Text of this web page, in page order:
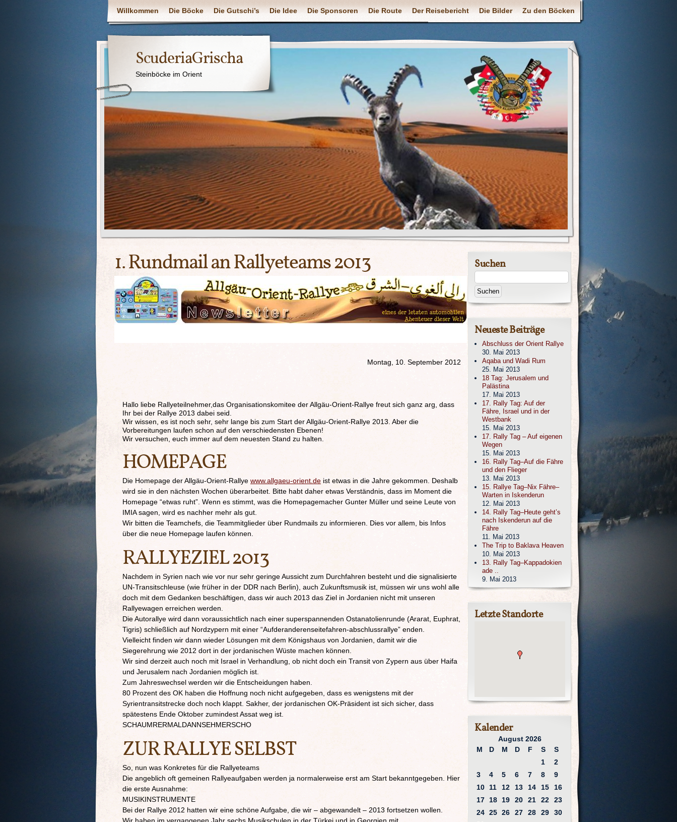
Willkommen Die Böcke Die Gutschi’s Die Idee Die Sponsoren Die Route Der Reisebericht Die Bilder Zu den Böcken
ScuderiaGrischa
Steinböcke im Orient
1. Rundmail an Rallyeteams 2013
Montag, 10. September 2012
Hallo liebe Rallyeteilnehmer,das Organisationskomitee der Allgäu-Orient-Rallye freut sich ganz arg, dass
Ihr bei der Rallye 2013 dabei seid.
Wir wissen, es ist noch sehr, sehr lange bis zum Start der Allgäu-Orient-Rallye 2013. Aber die
Vorbereitungen laufen schon auf den verschiedensten Ebenen!
Wir versuchen, euch immer auf dem neuesten Stand zu halten.
HOMEPAGE
Die Homepage der Allgäu-Orient-Rallye www.allgaeu-orient.de ist etwas in die Jahre gekommen. Deshalb
wird sie in den nächsten Wochen überarbeitet. Bitte habt daher etwas Verständnis, dass im Moment die
Homepage “etwas ruht”. Wenn es stimmt, was die Homepagemacher Gunter Müller und seine Leute von
IMIA sagen, wird es nachher mehr als gut.
Wir bitten die Teamchefs, die Teammitglieder über Rundmails zu informieren. Dies vor allem, bis Infos
über die neue Homepage laufen können.
RALLYEZIEL 2013
Nachdem in Syrien nach wie vor nur sehr geringe Aussicht zum Durchfahren besteht und die signalisierte
UN-Transitschleuse (wie früher in der DDR nach Berlin), auch Zukunftsmusik ist, müssen wir uns wohl alle
doch mit dem Gedanken beschäftigen, dass wir auch 2013 das Ziel in Jordanien nicht mit unseren
Rallyewagen erreichen werden.
Die Autorallye wird dann voraussichtlich nach einer superspannenden Ostanatolienrunde (Ararat, Euphrat,
Tigris) schließlich auf Nordzypern mit einer “Aufderanderenseitefahren-abschlussrallye” enden.
Vielleicht finden wir dann wieder Lösungen mit dem Königshaus von Jordanien, damit wir die
Siegerehrung wie 2012 dort in der jordanischen Wüste machen können.
Wir sind derzeit auch noch mit Israel in Verhandlung, ob nicht doch ein Transit von Zypern aus über Haifa
und Jerusalem nach Jordanien möglich ist.
Zum Jahreswechsel werden wir die Entscheidungen haben.
80 Prozent des OK haben die Hoffnung noch nicht aufgegeben, dass es wenigstens mit der
Syrientransitstrecke doch noch klappt. Sakher, der jordanischen OK-Präsident ist sich sicher, dass
spätestens Ende Oktober zumindest Assat weg ist.
SCHAUMRERMALDANNSEHMERSCHO
ZUR RALLYE SELBST
So, nun was Konkretes für die Rallyeteams
Die angeblich oft gemeinen Rallyeaufgaben werden ja normalerweise erst am Start bekanntgegeben. Hier
die erste Ausnahme:
MUSIKINSTRUMENTE
Bei der Rallye 2012 hatten wir eine schöne Aufgabe, die wir – abgewandelt – 2013 fortsetzen wollen.
Suchen
Neueste Beiträge
Abschluss der Orient Rallye
30. Mai 2013
Aqaba und Wadi Rum
25. Mai 2013
18 Tag: Jerusalem und
Palästina
17. Mai 2013
17. Rally Tag: Auf der
Fähre, Israel und in der
Westbank
15. Mai 2013
17. Rally Tag – Auf eigenen
Wegen
15. Mai 2013
16. Rally Tag–Auf die Fähre
und den Flieger
13. Mai 2013
15. Rallye Tag–Nix Fähre–
Warten in Iskenderun
12. Mai 2013
14. Rally Tag–Heute geht’s
nach Iskenderun auf die
Fähre
11. Mai 2013
The Trip to Baklava Heaven
10. Mai 2013
13. Rally Tag–Kappadokien
ade ..
9. Mai 2013
Letzte Standorte
Kalender
August 2026
M
D M D F S
S
1
2
3
4 5 6 7 8
9
10
11 12 13 14 15
16
17
18 19 20 21 22
23
24 25 26 27 28 29
30